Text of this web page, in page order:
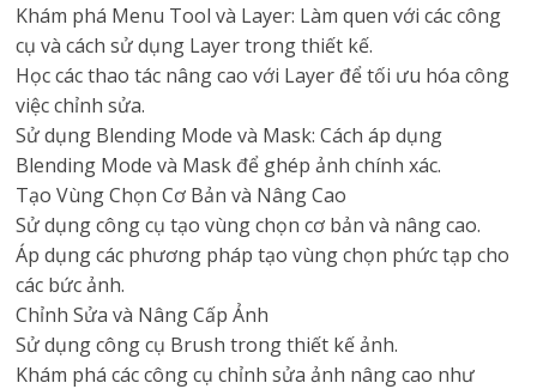
Khám phá Menu Tool và Layer: Làm quen với các công
cụ và cách sử dụng Layer trong thiết kế.
Học các thao tác nâng cao với Layer để tối ưu hóa công
việc chỉnh sửa.
Sử dụng Blending Mode và Mask: Cách áp dụng
Blending Mode và Mask để ghép ảnh chính xác.
Tạo Vùng Chọn Cơ Bản và Nâng Cao
Sử dụng công cụ tạo vùng chọn cơ bản và nâng cao.
Áp dụng các phương pháp tạo vùng chọn phức tạp cho
các bức ảnh.
Chỉnh Sửa và Nâng Cấp Ảnh
Sử dụng công cụ Brush trong thiết kế ảnh.
Khám phá các công cụ chỉnh sửa ảnh nâng cao như